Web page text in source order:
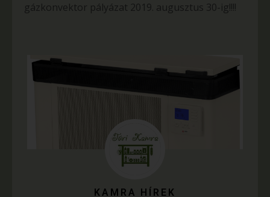
gázkonvektor pályázat 2019. augusztus 30-ig!!!!
KAMRA HÍREK